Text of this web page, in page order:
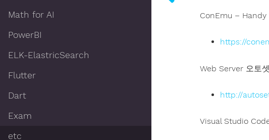
Math for AI
PowerBI
ELK-ElastricSearch
Flutter
Dart
Exam
etc
ConEmu –
https://
Web Server 오토
http://
Visual Studio